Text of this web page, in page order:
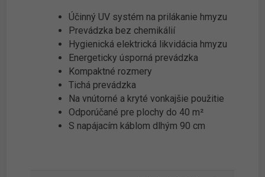
Účinný UV systém na prilákanie hmyzu
Prevádzka bez chemikálií
Hygienická elektrická likvidácia hmyzu
Energeticky úsporná prevádzka
Kompaktné rozmery
Tichá prevádzka
Na vnútorné a kryté vonkajšie použitie
Odporúčané pre plochy do 40 m²
S napájacím káblom dlhým 90 cm